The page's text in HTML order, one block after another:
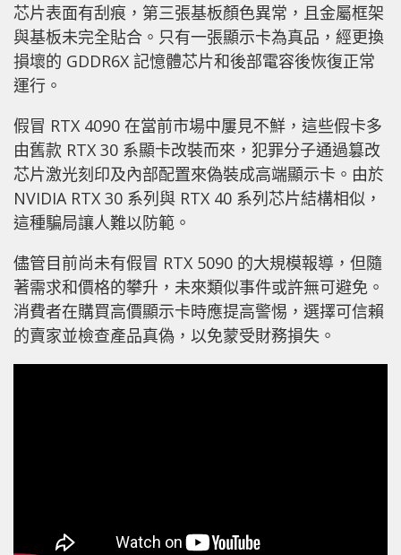
芯片表面有刮痕，第三張基板顏色異常，且金屬框架
與基板未完全貼合。只有一張顯示卡為真品，經更換
損壞的 GDDR6X 記憶體芯片和後部電容後恢復正常
運行。
假冒 RTX 4090 在當前市場中屢見不鮮，這些假卡多
由舊款 RTX 30 系顯卡改裝而來，犯罪分子通過篡改
芯片激光刻印及內部配置來偽裝成高端顯示卡。由於
NVIDIA RTX 30 系列與 RTX 40 系列芯片結構相似，
這種騙局讓人難以防範。
儘管目前尚未有假冒 RTX 5090 的大規模報導，但隨
著需求和價格的攀升，未來類似事件或許無可避免。
消費者在購買高價顯示卡時應提高警惕，選擇可信賴
的賣家並檢查產品真偽，以免蒙受財務損失。